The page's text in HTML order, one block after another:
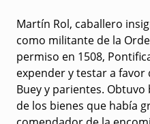
Martín Rol, caballero
como militante de la
permiso en 1508,
expender y testar a favor
Buey y parientes.
de los bienes que había